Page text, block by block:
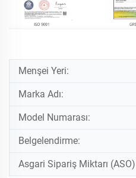
Menşei Yeri:
Marka Adı:
Model Numarası:
Belgelendirme:
Asgari Sipariş Miktarı (ASO)